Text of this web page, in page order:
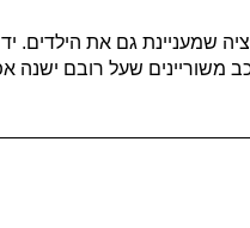
שמעניינת גם את הילדים.
מספר נקודות עניין רבות שכדאי להכיר. בתחומי האתר הגדול מפוזרים